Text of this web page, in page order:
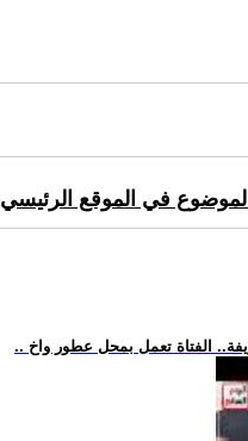
في الموقع الرئيسي
الفتاة تعمل بمحل عطور واخ